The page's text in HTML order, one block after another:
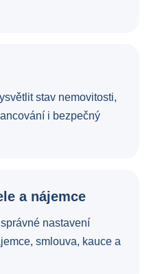
stav nemovitosti,
i bezpečný
a nájemce
nastavení
smlouva, kauce a